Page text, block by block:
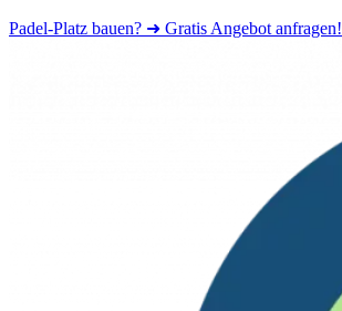
Padel-Platz bauen? ➜ Gratis Angebot anfragen!